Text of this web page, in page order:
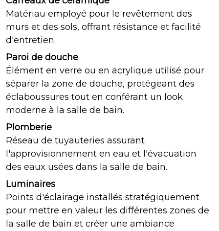
Matériau employé pour le revêtement des
murs et des sols, offrant résistance et facilité
d'entretien.
Paroi de douche
Élément en verre ou en acrylique utilisé pour
séparer la zone de douche, protégeant des
éclaboussures tout en conférant un look
moderne à la salle de bain.
Plomberie
Réseau de tuyauteries assurant
l'approvisionnement en eau et l'évacuation
des eaux usées dans la salle de bain.
Luminaires
Points d'éclairage installés stratégiquement
pour mettre en valeur les différentes zones de
la salle de bain et créer une ambiance